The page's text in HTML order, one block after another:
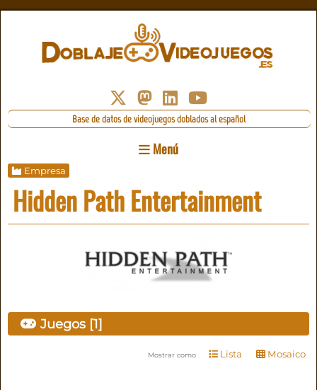
Base de datos de videojuegos doblados al español
Menú
Empresa
Hidden Path Entertainment
Juegos [1]
Mostrar como Lista Mosaico